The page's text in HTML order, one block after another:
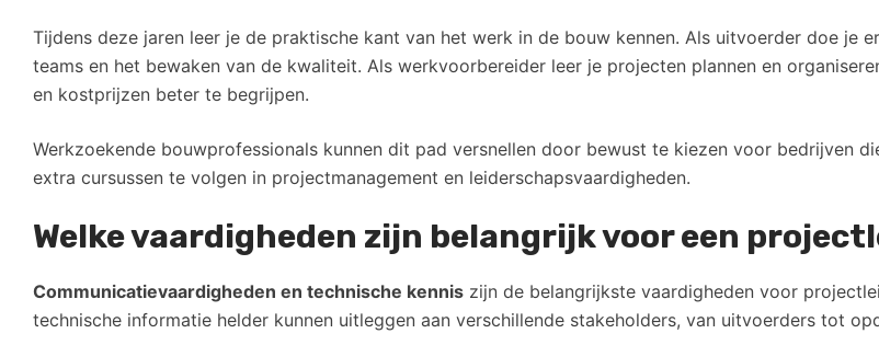
Tijdens deze jaren leer je de praktische kant van het werk in de bouw kennen. Als uitvoerder doe je
teams en het bewaken van de kwaliteit. Als werkvoorbereider leer je projecten plannen en
en kostprijzen beter te begrijpen.
Werkzoekende bouwprofessionals kunnen dit pad versnellen door bewust te kiezen voor bedrijven
extra cursussen te volgen in projectmanagement en leiderschapsvaardigheden.
Welke vaardigheden zijn belangrijk voor een
Communicatievaardigheden en technische kennis zijn de belangrijkste vaardigheden voor
technische informatie helder kunnen uitleggen aan verschillende stakeholders, van uitvoerders tot